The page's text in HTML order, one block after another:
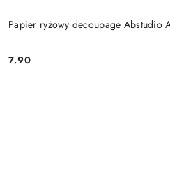
Papier ryżowy decoupage Abstudio
Cena:
7.90